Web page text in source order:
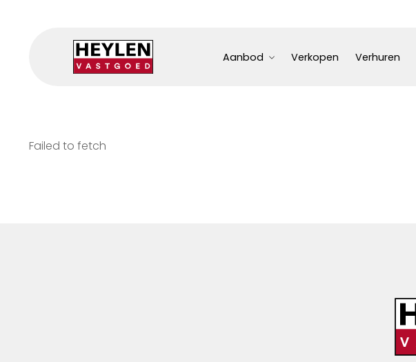
Aanbod Verkopen Verhuren
Failed to fetch